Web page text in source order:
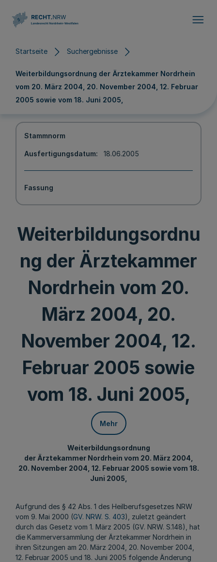
Startseite Suchergebnisse
Weiterbildungsordnung der Ärztekammer Nordrhein
vom 20. März 2004, 20. November 2004, 12. Februar
2005 sowie vom 18. Juni 2005,
Stammnorm
Ausfertigungsdatum 18.06.2005
Fassung
Weiterbildungsordnu
ng der Ärztekammer
Nordrhein vom 20.
März 2004, 20.
November 2004, 12.
Februar 2005 sowie
vom 18. Juni 2005,
Mehr
Weiterbildungsordnung
der Ärztekammer Nordrhein vom 20. März 2004,
20. November 2004, 12. Februar 2005 sowie vom 18.
Juni 2005,
Aufgrund des § 42 Abs. 1 des Heilberufsgesetzes NRW
vom 9. Mai 2000 (GV. NRW. S. 403), zuletzt geändert
durch das Gesetz vom 1. März 2005 (GV. NRW. S.148), hat
die Kammerversammlung der Ärztekammer Nordrhein in
ihren Sitzungen am 20. März 2004, 20. November 2004,
12. Februar 2005 und 18. Juni 2005 folgende Änderung